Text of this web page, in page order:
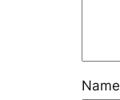
Name